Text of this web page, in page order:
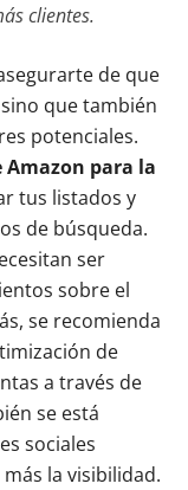
clientes.
de que
que también
potenciales.
para la
tus listados y
de búsqueda.
ser
sobre el
se recomienda
de
a través de
se está
sociales
la visibilidad.